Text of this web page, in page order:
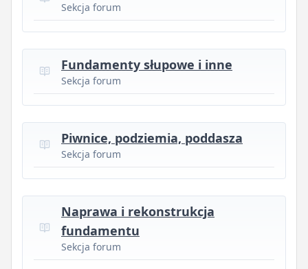
Sekcja forum
Fundamenty słupowe i inne
Sekcja forum
Piwnice, podziemia, poddasza
Sekcja forum
Naprawa i rekonstrukcja
fundamentu
Sekcja forum